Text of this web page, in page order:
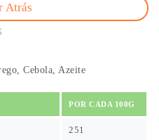
Atrás
Cebola, Azeite
POR CADA 100G
251